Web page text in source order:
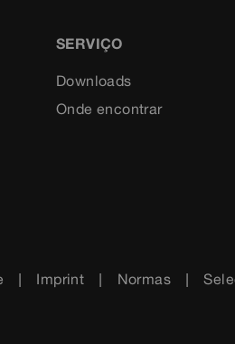
SERVIÇO
Downloads
Onde encontrar
Imprint Normas